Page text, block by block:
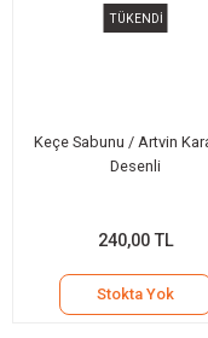
TÜKENDİ
Keçe Sabunu / Artvin
Desenli
240,00 TL
Stokta Yok